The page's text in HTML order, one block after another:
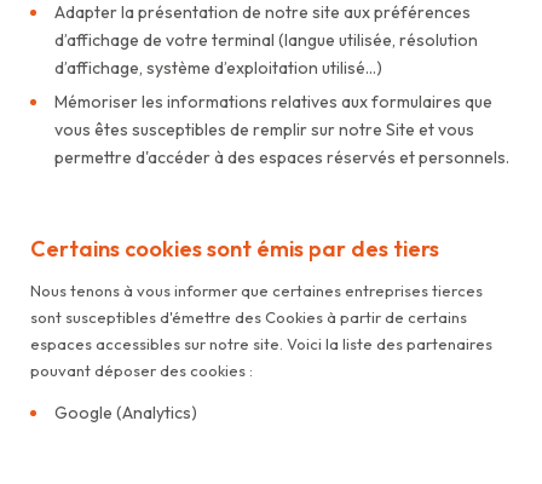
Adapter la présentation de notre site aux préférences
d’affichage de votre terminal (langue utilisée, résolution
d’affichage, système d’exploitation utilisé...)
Mémoriser les informations relatives aux formulaires que
vous êtes susceptibles de remplir sur notre Site et vous
permettre d'accéder à des espaces réservés et personnels.
Certains cookies sont émis par des tiers
Nous tenons à vous informer que certaines entreprises tierces
sont susceptibles d'émettre des Cookies à partir de certains
espaces accessibles sur notre site. Voici la liste des partenaires
pouvant déposer des cookies :
Google (Analytics)